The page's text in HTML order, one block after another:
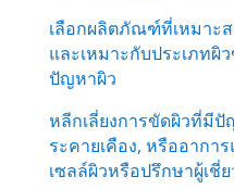
เลือกผลิตภัณฑ์ที่เหมา
และเหมาะกับประเภทผิ
ปัญหาผิว
หลีกเลี่ยงการขัดผิวที่มีปั
ระคายเคือง, หรืออากา
เซลล์ผิวหรือปรึกษาผู้เชี่